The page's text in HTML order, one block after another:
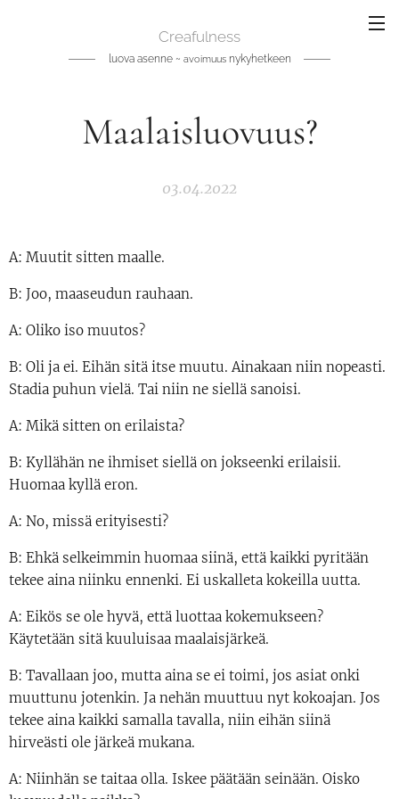
Creafulness
luova asenne ~ avoimuusnykyhetkeen
Maalaisluovuus?
03.04.2022
A: Muutit sitten maalle.
B: Joo, maaseudun rauhaan.
A: Oliko iso muutos?
B: Oli ja ei. Eihän sitä itse muutu. Ainakaan niin nopeasti.
Stadia puhun vielä. Tai niin ne siellä sanoisi.
A: Mikä sitten on erilaista?
B: Kyllähän ne ihmiset siellä on jokseenki erilaisii.
Huomaa kyllä eron.
A: No, missä erityisesti?
B: Ehkä selkeimmin huomaa siinä, että kaikki pyritään
tekee aina niinku ennenki. Ei uskalleta kokeilla uutta.
A: Eikös se ole hyvä, että luottaa kokemukseen?
Käytetään sitä kuuluisaa maalaisjärkeä.
B: Tavallaan joo, mutta aina se ei toimi, jos asiat onki
muuttunu jotenkin. Ja nehän muuttuu nyt kokoajan. Jos
tekee aina kaikki samalla tavalla, niin eihän siinä
hirveästi ole järkeä mukana.
A: Niinhän se taitaa olla. Iskee päätään seinään. Oisko